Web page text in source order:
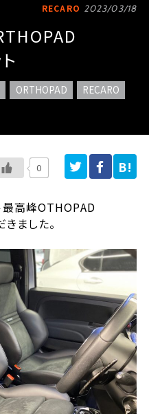
RECARO 2023/03/18
ORTHOPAD
RECARO
0
最高峰OTHOPAD
ました。